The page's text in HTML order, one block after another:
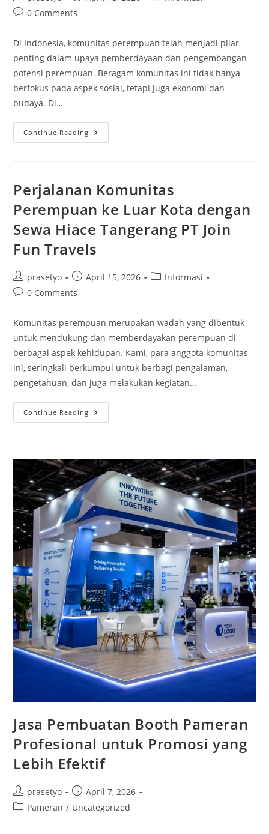
author:
published:
Post0 Comments
Di Indonesia, komunitas perempuan telah menjadi pilar
penting dalam upaya pemberdayaan dan pengembangan
potensi perempuan. Beragam komunitas ini tidak hanya
berfokus pada aspek sosial, tetapi juga ekonomi dan
budaya. Di…
Continue Reading Mengenal
3
Yang
Inspiratif
Perjalanan Komunitas
Perempuan ke Luar Kota dengan
Sewa Hiace Tangerang PT Join
Fun Travels
Post
author:
prasetyo
Post
published:
April 15, 2026
PostInformasi
Post0 Comments
Komunitas perempuan merupakan wadah yang dibentuk
untuk mendukung dan memberdayakan perempuan di
berbagai aspek kehidupan. Kami, para anggota komunitas
ini, seringkali berkumpul untuk berbagi pengalaman,
pengetahuan, dan juga melakukan kegiatan…
Continue Reading Perjalanan
Komunitas
Dengan
Sewa
Hiace
Tangerang
Join
Fun
Travels
Jasa Pembuatan Booth Pameran
Profesional untuk Promosi yang
Lebih Efektif
Post
author:
prasetyo
Post
published:
April 7, 2026
PostPameran / Uncategorized